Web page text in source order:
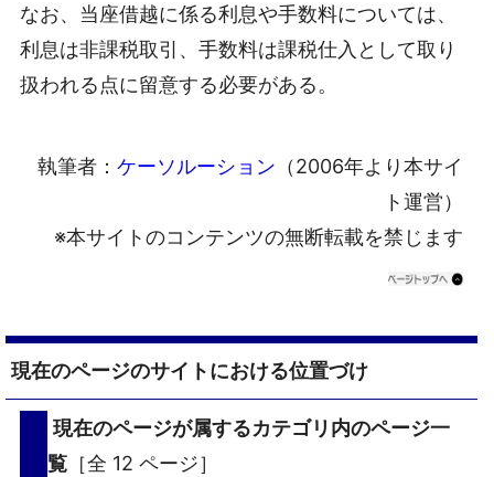
なお、当座借越に係る利息や手数料については、
利息は非課税取引、手数料は課税仕入として取り
扱われる点に留意する必要がある。
執筆者： ケーソルーション （2006年より本サイ
ト運営）
※本サイトのコンテンツの無断転載を禁じます
現在のページのサイトにおける位置づけ
現在のページが属するカテゴリ内のページ一
覧 ［全 12 ページ］